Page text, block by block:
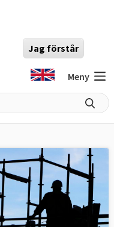
Jag förstår
Meny